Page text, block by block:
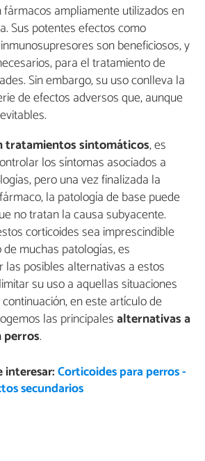
ampliamente utilizados en
Sus potentes efectos como
son beneficiosos, y
para el tratamiento de
Sin embargo, su uso conlleva la
de efectos adversos que, aunque
tratamientos sintomáticos, es
los síntomas asociados a
pero una vez finalizada la
la patología de base puede
no tratan la causa subyacente.
corticoides sea imprescindible
muchas patologías, es
las posibles alternativas a estos
su uso a aquellas situaciones
en este artículo de
las principalesalternativas a
perros.
interesar:Corticoides para perros -
secundarios